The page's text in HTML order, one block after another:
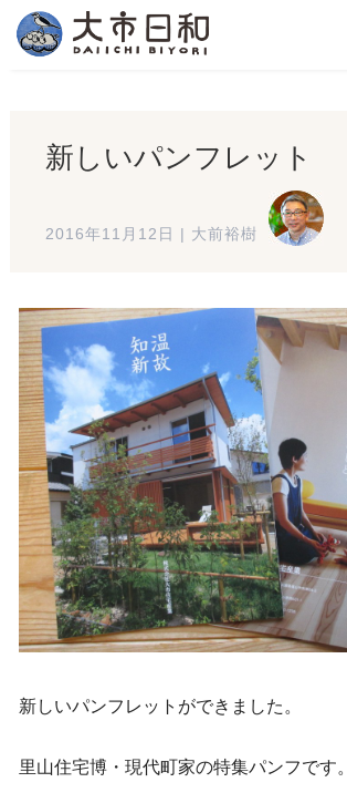
新しいパンフレット
2016年11月12日 大前裕樹
新しいパンフレットができました。
里山住宅博・現代町家の特集パンフです。